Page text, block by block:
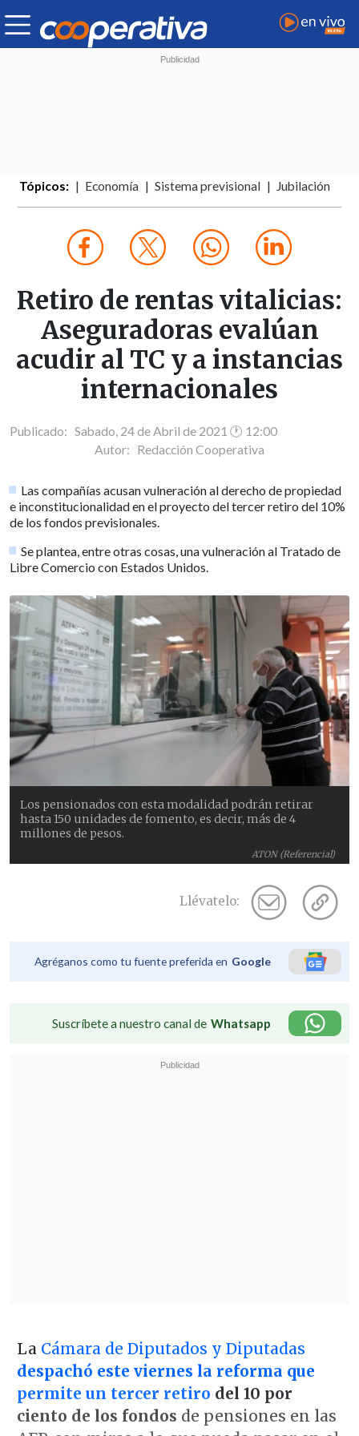
Tópicos: Economía Sistema previsional Jubilación
Retiro de rentas vitalicias:
Aseguradoras evalúan
acudir al TC y a instancias
internacionales
Publicado: Sabado, 24 de Abril de 2021 🕐 12:00
Autor: Redacción Cooperativa
Las compañías acusan vulneración al derecho de propiedad
e inconstitucionalidad en el proyecto del tercer retiro del 10%
de los fondos previsionales.
Se plantea, entre otras cosas, una vulneración al Tratado de
Libre Comercio con Estados Unidos.
ATON (Referencial)
Los pensionados con esta modalidad podrán retirar
hasta 150 unidades de fomento, es decir, más de 4
millones de pesos.
Llévatelo:
Agréganos como tu fuente preferida en Google
Suscríbete a nuestro canal de Whatsapp
La Cámara de Diputados y Diputadas
despachó este viernes la reforma que
permite un tercer retiro del 10 por
ciento de los fondos de pensiones en las